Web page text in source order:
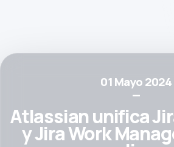
01 Mayo 2024
—
Atlassian unifica
y Jira Work